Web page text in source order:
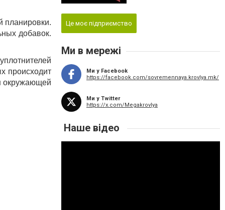
планировки.
добавок.
происходит
окружающей
Це моє підприємство
Ми в мережі
Ми у Facebook
https://facebook.com/sovremennaya.krovlya.mk/
Ми у Twitter
https://x.com/Megakrovlya
Наше відео